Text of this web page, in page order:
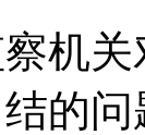
关
的